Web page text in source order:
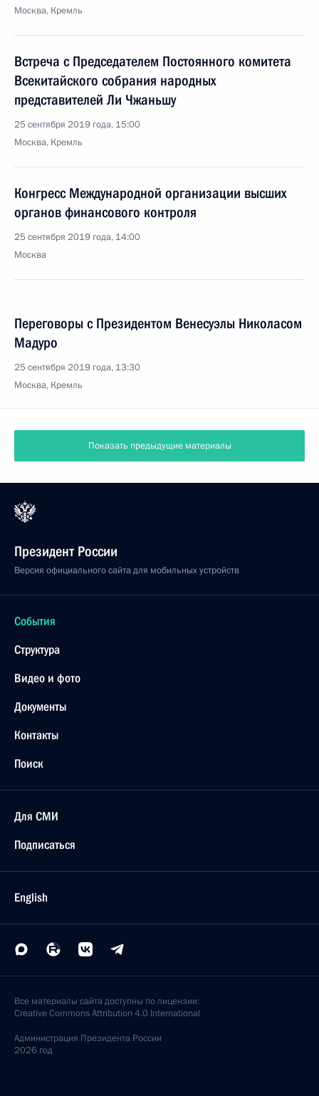
Москва, Кремль
Встреча с Председателем Постоянного комитета
Всекитайского собрания народных
представителей Ли Чжаньшу
25 сентября 2019 года, 15:00
Москва, Кремль
Конгресс Международной организации высших
органов финансового контроля
25 сентября 2019 года, 14:00
Москва
Переговоры с Президентом Венесуэлы Николасом
Мадуро
25 сентября 2019 года, 13:30
Москва, Кремль
Показать предыдущие материалы
Президент России
Версия официального сайта для мобильных устройств
События
Структура
Видео и фото
Документы
Контакты
Поиск
Для СМИ
Подписаться
English
Все материалы сайта доступны по лицензии:
Creative Commons Attribution 4.0 International
Администрация Президента России
2026 год